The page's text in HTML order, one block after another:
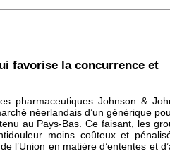
favorise la concurrence et
pharmaceutiques Johnson &
néerlandais d’un générique
au Pays-Bas. Ce faisant, les
moins coûteux et
l’Union en matière d’ententes et